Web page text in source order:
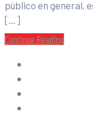
público en general,
[…]
Continue Reading